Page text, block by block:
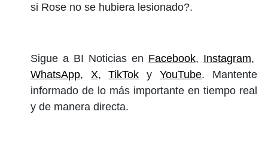
si Rose no se hubiera lesionado?.
Sigue a BI Noticias en Facebook, Instagram,
WhatsApp, X,TikTok yYouTube. Mantente
informado de lo más importante en tiempo real
y de manera directa.